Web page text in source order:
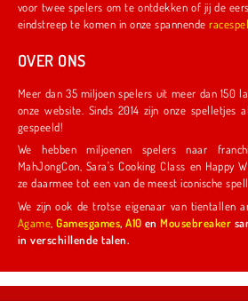
voor twee spelers om te ontdekken of jij de eerste
eindstreep te komen in onze spannende
OVER ONS
Meer dan 35 miljoen spelers uit meer dan 150
onze website. Sinds 2014 zijn onze spelletjes
gespeeld!
We hebben miljoenen spelers naar
MahJongCon, Sara's Cooking Class en Happy Wheels getrokken en hebben
We zijn ook de trotse eigenaar van tientallen
Agame ,Gamesgames,A10 enMousebreaker
in verschillende talen.